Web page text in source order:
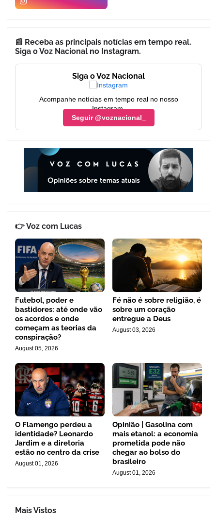
📰 Receba as principais notícias em tempo real.
Siga o Voz Nacional no Instagram.
Siga o Voz Nacional
Acompanhe notícias em tempo real no nosso
Instagram.
Seguir @voznacional_
👉 Voz com Lucas
Futebol, poder e
bastidores: até onde vão
os acordos e onde
começam as teorias da
conspiração?
August 05, 2026
Fé não é sobre religião, é
sobre um coração
entregue a Deus
August 03, 2026
O Flamengo perdeu a
identidade? Leonardo
Jardim e a diretoria
estão no centro da crise
August 01, 2026
Opinião | Gasolina com
mais etanol: a economia
prometida pode não
chegar ao bolso do
brasileiro
August 01, 2026
Mais Vistos